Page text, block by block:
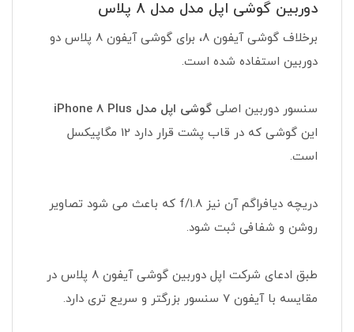
دوربین گوشی اپل مدل مدل 8 پلاس
برخلاف گوشی آیفون 8، برای گوشی آیفون 8 پلاس دو
دوربین استفاده شده است.
سنسور دوربین اصلی گوشی اپل مدل iPhone 8 Plus
این گوشی که در قاب پشت قرار دارد 12 مگاپیکسل
است.
دریچه دیافراگم آن نیز f/1.8 که باعث می شود تصاویر
روشن و شفافی ثبت شود.
طبق ادعای شرکت اپل دوربین گوشی آیفون 8 پلاس در
مقایسه با آیفون 7 سنسور بزرگتر و سریع تری دارد.